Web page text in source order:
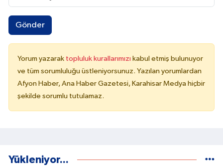
Gönder
Yorum yazarak topluluk kurallarımızı kabul etmiş bulunuyor
ve tüm sorumluluğu üstleniyorsunuz. Yazılan yorumlardan
Afyon Haber, Ana Haber Gazetesi, Karahisar Medya hiçbir
şekilde sorumlu tutulamaz.
Yükleniyor...